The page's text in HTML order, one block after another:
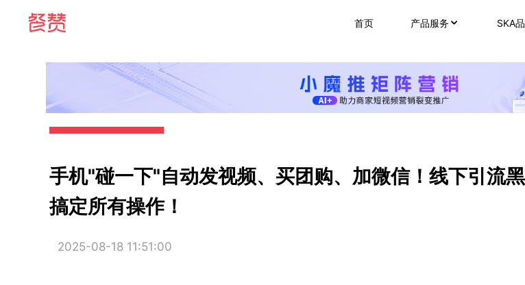
首页 产品服务 SKA
手机"碰一下"自动发视频、买团购、加微信！线下引流
搞定所有操作！
2025-08-18 11:51:00